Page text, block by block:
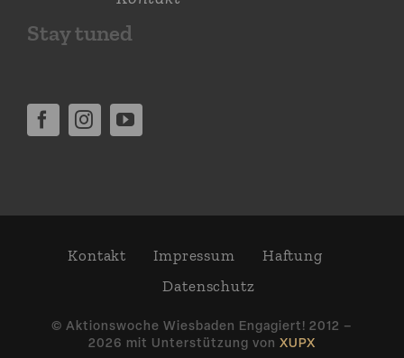
Stay tuned
Kontakt Impressum
Haftung
Daten­schutz
© Aktions­woche Wiesbaden Engagiert! 2012 –
2026 mit Unter­stützung von XUPX